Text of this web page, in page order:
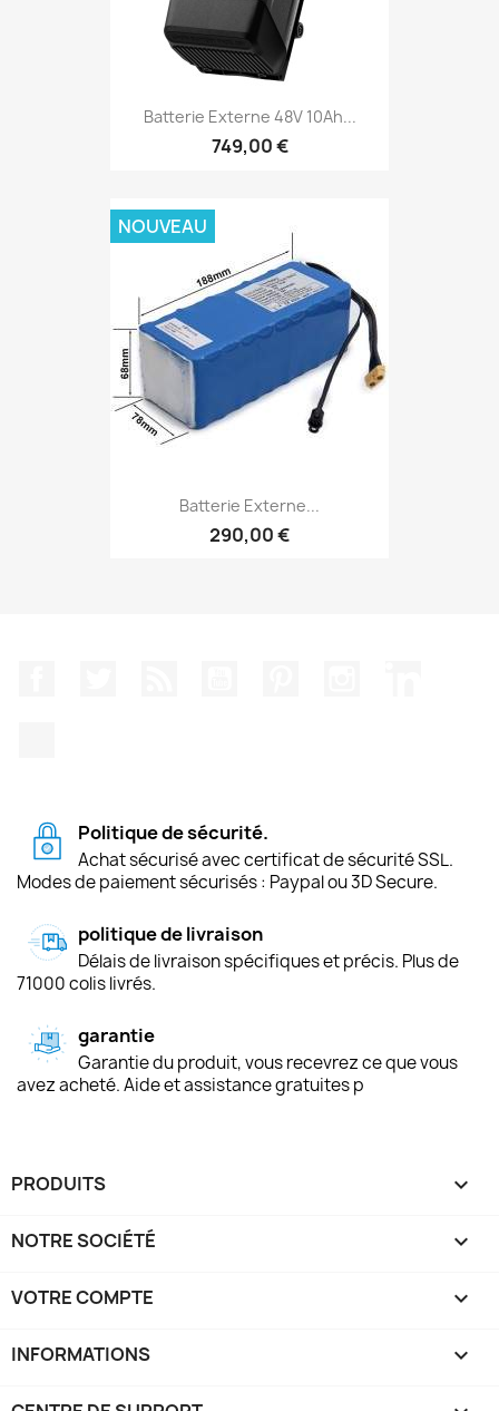
Batterie Externe 48V 10Ah...
749,00 €
Batterie Externe...
290,00 €
NOUVEAU
Politique de sécurité.
Achat sécurisé avec certificat de sécurité SSL.
Modes de paiement sécurisés : Paypal ou 3D Secure.
politique de livraison
Délais de livraison spécifiques et précis. Plus de
71000 colis livrés.
garantie
Garantie du produit, vous recevrez ce que vous
avez acheté. Aide et assistance gratuites p
PRODUITS 
NOTRE SOCIÉTÉ 
VOTRE COMPTE 
INFORMATIONS keyboard_arrow_down